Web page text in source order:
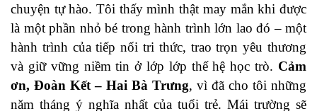
chuyện tự hào. Tôi thấy mình thật may mắn khi được
là một phần nhỏ bé trong hành trình lớn lao đó – một
hành trình của tiếp nối tri thức, trao trọn yêu thương
và giữ vững niềm tin ở lớp lớp thế hệ học trò. Cảm
ơn, Đoàn Kết – Hai Bà Trưng, vì đã cho tôi những
năm tháng ý nghĩa nhất của tuổi trẻ. Mái trường sẽ